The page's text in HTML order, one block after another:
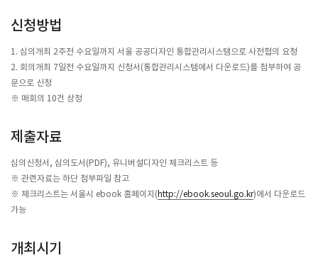
신청방법
1. 심의개최 2주전 수요일까지 서울 공공디자인 통합관리시스템으로 사전협의 요청
2. 회의개최 7일전 수요일까지 신청서(통합관리시스템에서 다운로드)를 첨부하여 공
문으로 신청
※ 매회의 10건 상정
제출자료
심의신청서, 심의도서(PDF), 유니버설디자인 체크리스트 등
※ 관련자료는 하단 첨부파일 참고
※ 체크리스트는 서울시 ebook 홈페이지(http://ebook.seoul.go.kr)에서 다운로드
가능
개최시기